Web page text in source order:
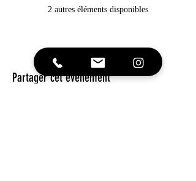
2 autres éléments disponibles
Partager cet événement